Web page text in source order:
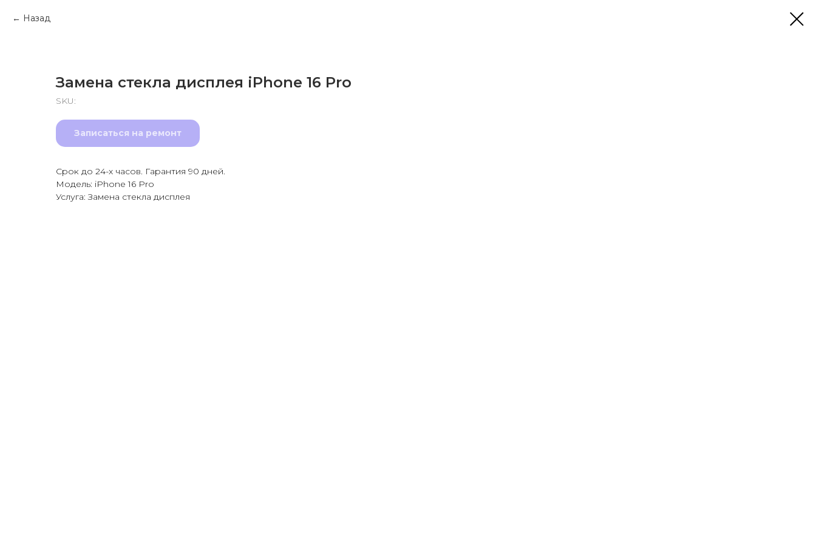
Назад
Замена стекла дисплея iPhone 16 Pro
SKU:
Записаться на ремонт
Срок до 24-х часов. Гарантия 90 дней.
Модель: iPhone 16 Pro
Услуга: Замена стекла дисплея